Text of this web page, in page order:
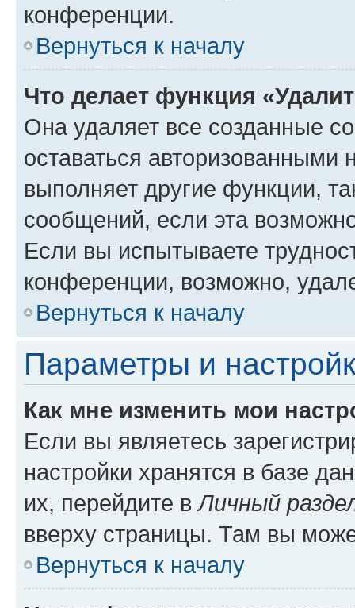
конференции.
Вернуться к началу
Что делает функция
Она удаляет все созданные
оставаться авторизованными
выполняет другие функции,
сообщений, если эта
Если вы испытываете
конференции, возможно,
Вернуться к началу
Параметры и
Как мне изменить мои
Если вы являетесь
настройки хранятся в базе
их, перейдите вЛичный
вверху страницы. Там вы
Вернуться к началу